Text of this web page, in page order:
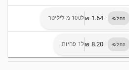
החל מ- ל100 מיליליטר
החל מ- ל1 פחיות